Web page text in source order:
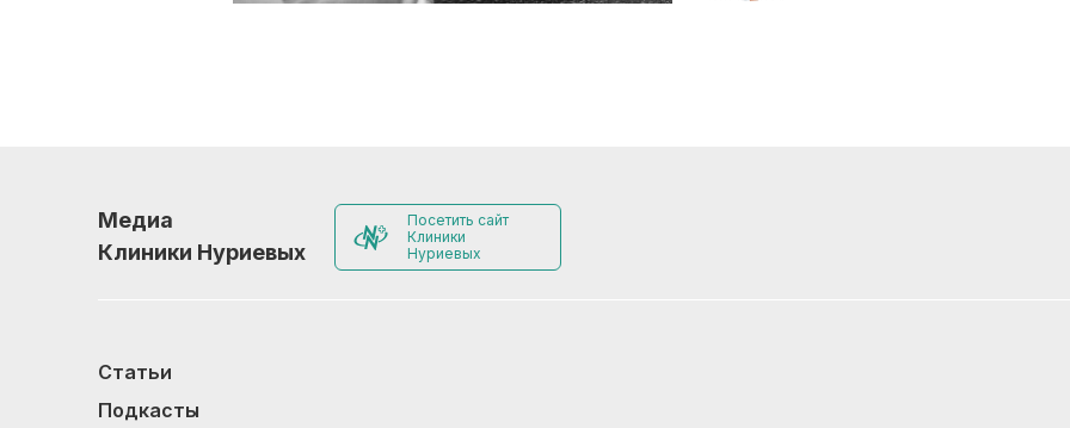
Медиа
Клиники Нуриевых
Посетить сайт
Клиники
Нуриевых
Статьи
Подкасты